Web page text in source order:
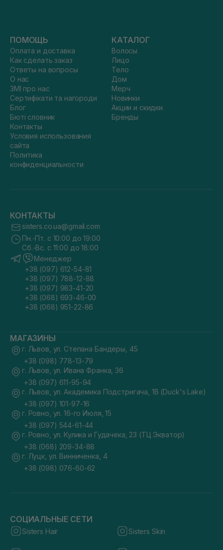
ПОМОЩЬ
Оплата и доставка
Как сделать заказ
Ответы на вопросы
О нас
ЗМІ про нас
Сертифікати та нагороди
Блог
Бюті словник
Контакты
Условия использования
сайта
Политика
конфиденциальности
КАТАЛОГ
Волосы
Лицо
Тело
Дом
Мерч
Новинки
Акции и скидки
Бренды
КОНТАКТЫ
sisters.co.ua@gmail.com
Пн.-Пт. с 10:00 до 19:00
Сб.-Вс. с 11:00 до 18:00
Менеджер
+38 (097) 612-54-81
+38 (097) 788-12-88
+38 (097) 983-41-20
+38 (068) 693-46-00
+38 (068) 951-22-86
МАГАЗИНЫ
г. Львов, ул. Степана Бандеры, 45
+38 (098) 778-13-79
г. Львов, ул. Ивана Франка, 36
+38 (097) 611-95-94
г. Львов, ул. Академика Подстригача, 1В (Duck's Lake)
+38 (097) 101-97-16
г. Ровно, ул. 16-го Июля, 15
+38 (097) 544-61-44
г. Ровно, ул. Кулика и Гудачека, 23 (ТЦ Экватор)
+38 (068) 209-34-88
г. Луцк, ул. Винниченка, 4
+38 (098) 076-60-62
СОЦИАЛЬНЫЕ СЕТИ
Sisters Hair Sisters Skin